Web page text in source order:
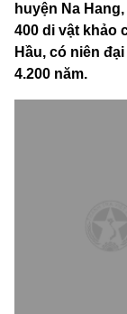
huyện Na
400 di vật khảo
Hầu, có niên
4.200 năm.